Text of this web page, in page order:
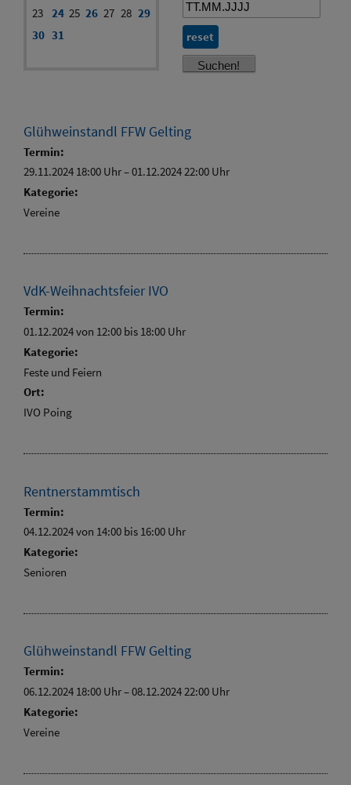
23 24 25 26 27 28 29
30 31 reset
Glühweinstandl FFW Gelting
Termin:
29.11.2024 18:00 Uhr–01.12.2024 22:00 Uhr
Kategorie:
Vereine
VdK-Weihnachtsfeier IVO
Termin:
01.12.2024 von 12:00 bis 18:00 Uhr
Kategorie:
Feste und Feiern
Ort:
IVO Poing
Rentnerstammtisch
Termin:
04.12.2024 von 14:00 bis 16:00 Uhr
Kategorie:
Senioren
Glühweinstandl FFW Gelting
Termin:
06.12.2024 18:00 Uhr–08.12.2024 22:00 Uhr
Kategorie:
Vereine